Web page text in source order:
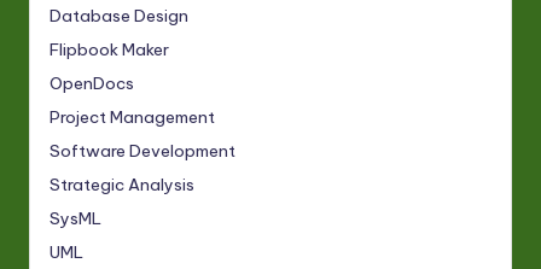
Database Design
Flipbook Maker
OpenDocs
Project Management
Software Development
Strategic Analysis
SysML
UML